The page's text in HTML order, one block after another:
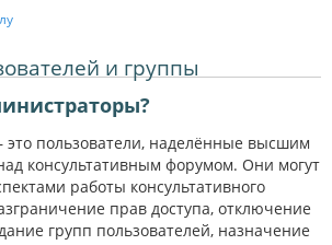
и группы
пользователи, наделённые высшим
консультативным форумом. Они могут
работы консультативного
прав доступа, отключение
групп пользователей, назначение